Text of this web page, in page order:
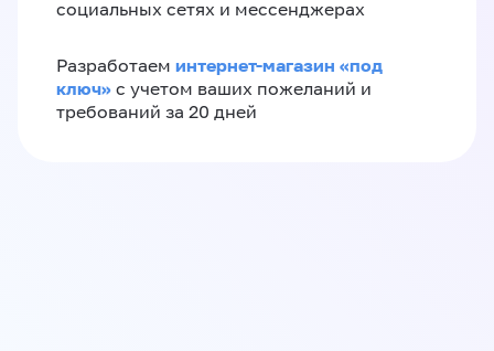
социальных сетях и мессенджерах
Разработаем интернет-магазин «‎под
ключ»‎ с учетом ваших пожеланий и
требований за 20 дней